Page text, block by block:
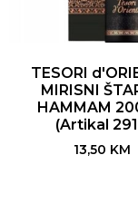
TESORI
MIRISNI
HAMMAM
(Artikal
13,50 KM